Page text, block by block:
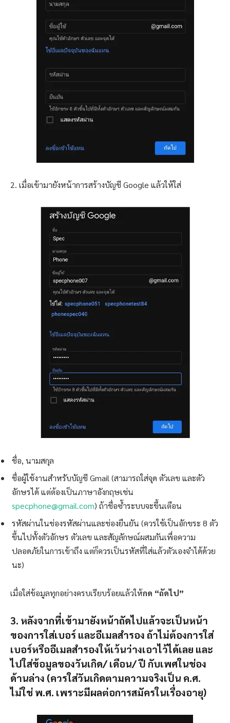
2. เมื่อเข้ามายังหน้าการสร้างบัญชี Google แล้วให้ใส่
ชื่อ, นามสกุล
ชื่อผู้ใช้งานสำหรับบัญชี Gmail (สามารถใส่จุด ตัวเลข และตัว
อักษรได้ แต่ต้องเป็นภาษาอังกฤษเช่น
specphone@gmail.com) ถ้าชื่อซ้ำระบบจะขึ้นเตือน
รหัสผ่านในช่องรหัสผ่านและช่องยืนยัน (ควรใช้เป็นอักขระ 8 ตัว
ขึ้นไปทั้งตัวอักษร ตัวเลข และสัญลักษณ์ผสมกันเพื่อความ
ปลอดภัยในการเข้าถึง แต่ก็ควรเป็นรหัสที่ใส่แล้วตัวเองจำได้ด้วย
นะ)
เมื่อใส่ข้อมูลทุกอย่างครบเรียบร้อยแล้วให้กด “ถัดไป”
3. หลังจากที่เข้ามายังหน้าถัดไปแล้วจะเป็นหน้า
ของการใส่เบอร์ และอีเมลสำรอง ถ้าไม่ต้องการใส่
เบอร์หรืออีเมลสำรองให้เว้นว่างเอาไว้ได้เลย และ
ไปใส่ข้อมูลของวันเกิด/ เดือน/ ปี กับเพศในช่อง
ด้านล่าง (ควรใส่วันเกิดตามความจริงเป็น ค.ศ.
ไม่ใช่ พ.ศ. เพราะมีผลต่อการสมัครในเรื่องอายุ)